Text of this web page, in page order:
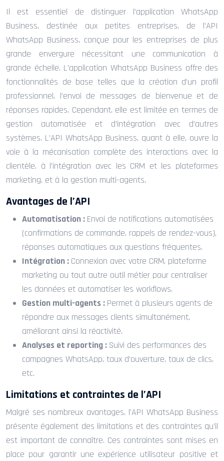
Il est essentiel de distinguer l’application WhatsApp
Business, destinée aux petites entreprises, de l’API
WhatsApp Business, conçue pour les entreprises de plus
grande envergure nécessitant une communication à
grande échelle. L’application WhatsApp Business offre des
fonctionnalités de base telles que la création d’un profil
professionnel, l’envoi de messages de bienvenue et de
réponses rapides. Cependant, elle est limitée en termes de
gestion automatisée et d’intégration avec d’autres
systèmes. L’API WhatsApp Business, quant à elle, ouvre la
voie à la mécanisation complète des interactions avec la
clientèle, à l’intégration avec les CRM et les plateformes
marketing, et à la gestion multi-agents.
Avantages de l’API
Automatisation : Envoi de notifications automatisées
(confirmations de commande, rappels de rendez-vous),
réponses automatiques aux questions fréquentes.
Intégration : Connexion avec votre CRM, plateforme
marketing ou tout autre outil métier pour centraliser
les données et automatiser les workflows.
Gestion multi-agents : Permet à plusieurs agents de
répondre aux messages clients simultanément,
améliorant ainsi la réactivité.
Analyses et reporting : Suivi des performances des
campagnes WhatsApp, taux d’ouverture, taux de clics,
etc.
Limitations et contraintes de l’API
Malgré ses nombreux avantages, l’API WhatsApp Business
présente également des limitations et des contraintes qu’il
est important de connaître. Ces contraintes sont mises en
place pour garantir une expérience utilisateur positive et